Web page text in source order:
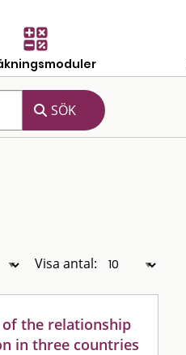
Visa antal:
the relationship
in three countries